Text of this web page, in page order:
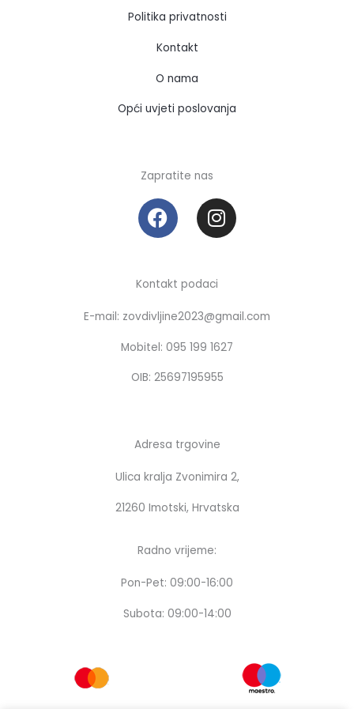
Politika privatnosti
Kontakt
O nama
Opći uvjeti poslovanja
Zapratite nas
F
a
c
b
o
o
k
I
n
s
a
r
a
m
Kontakt podaci
E-mail: zovdivljine2023@gmail.com
Mobitel: 095 199 1627
OIB: 25697195955
Adresa trgovine
Ulica kralja Zvonimira 2,
21260 Imotski, Hrvatska
Radno vrijeme:
Pon-Pet: 09:00-16:00
Subota: 09:00-14:00